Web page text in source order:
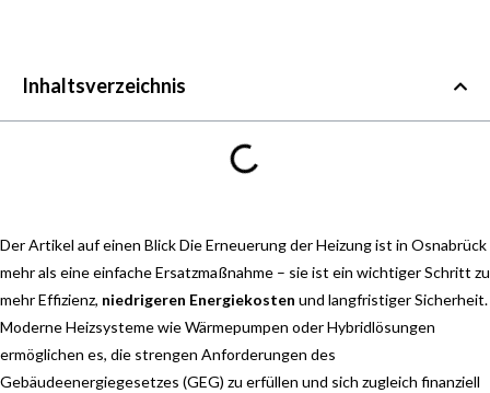
Inhaltsverzeichnis
Der Artikel auf einen Blick Die Erneuerung der Heizung ist in Osnabrück
mehr als eine einfache Ersatzmaßnahme – sie ist ein wichtiger Schritt zu
mehr Effizienz, niedrigeren Energiekosten und langfristiger Sicherheit.
Moderne Heizsysteme wie Wärmepumpen oder Hybridlösungen
ermöglichen es, die strengen Anforderungen des
Gebäudeenergiegesetzes (GEG) zu erfüllen und sich zugleich finanziell